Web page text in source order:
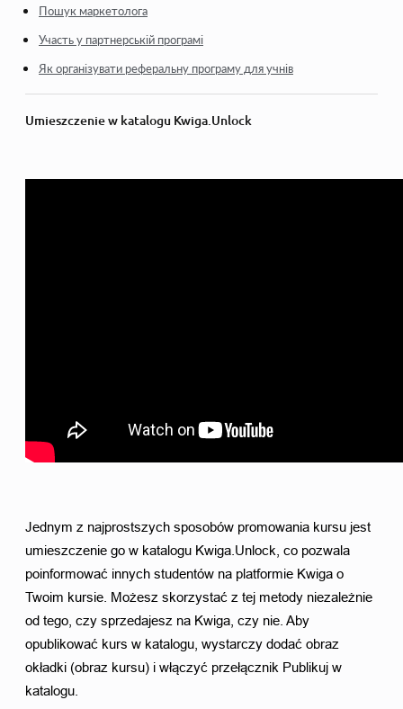
Пошук маркетолога
Участь у партнерській програмі
Як організувати реферальну програму для учнів
Umieszczenie w katalogu Kwiga.Unlock
Jednym z najprostszych sposobów promowania kursu jest
umieszczenie go w katalogu Kwiga.Unlock, co pozwala
poinformować innych studentów na platformie Kwiga o
Twoim kursie. Możesz skorzystać z tej metody niezależnie
od tego, czy sprzedajesz na Kwiga, czy nie. Aby
opublikować kurs w katalogu, wystarczy dodać obraz
okładki (obraz kursu) i włączyć przełącznik Publikuj w
katalogu.